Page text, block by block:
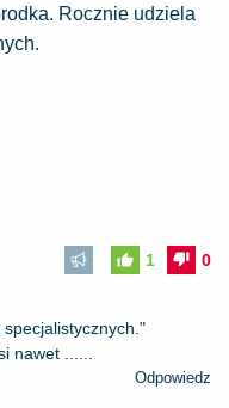
Rocznie udziela
0
1
nawet ......
Odpowiedz